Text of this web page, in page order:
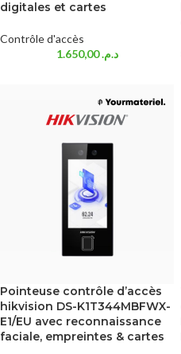
digitales et cartes
Contrôle d'accès
د.م.1.650,00
Pointeuse contrôle d’accès
hikvision DS-K1T344MBFWX-
E1/EU avec reconnaissance
faciale, empreintes & cartes